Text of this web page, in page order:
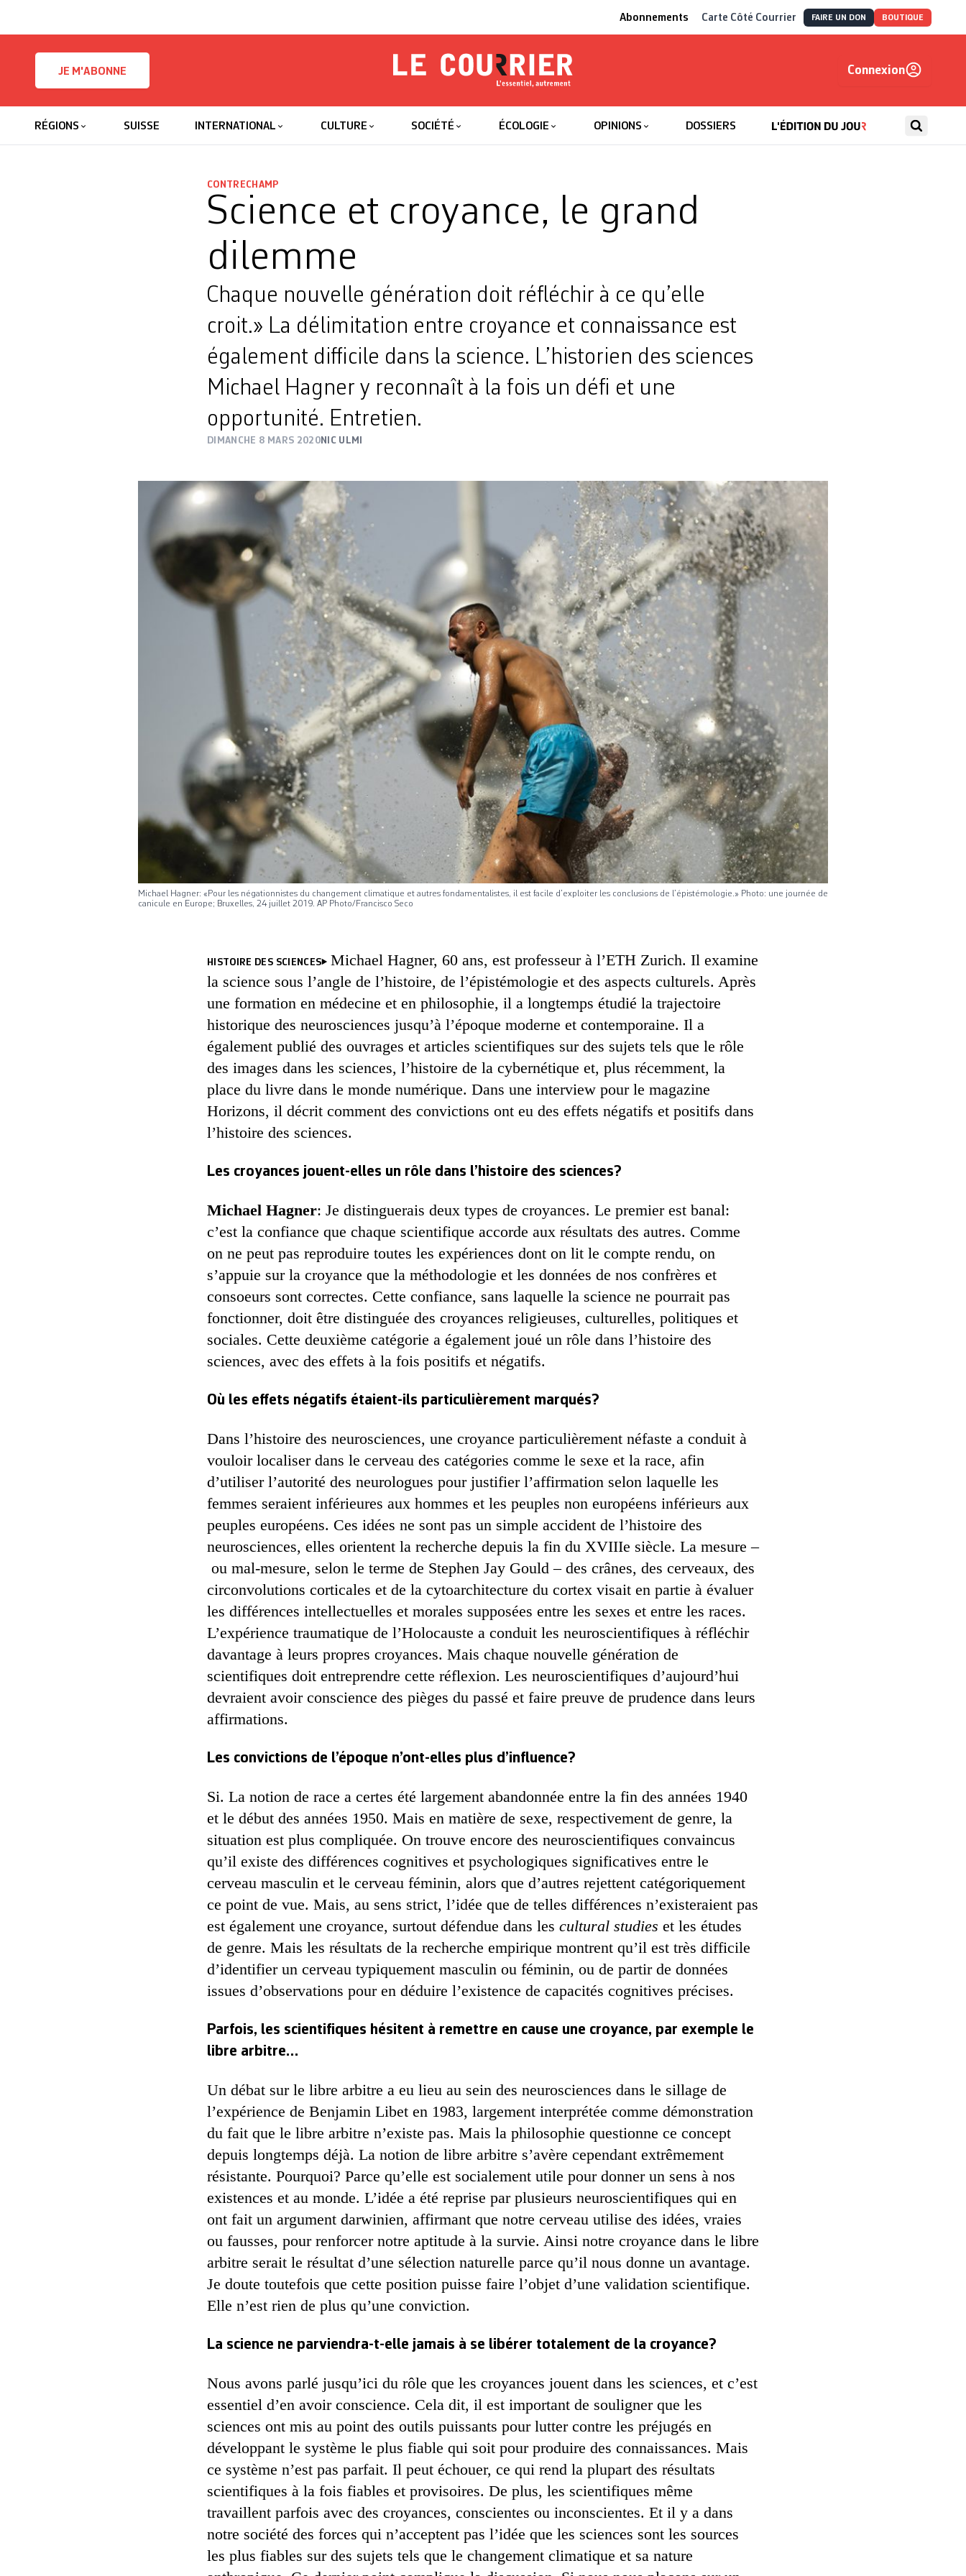
Abonnements Carte Côté Courrier FAIRE UN DON BOUTIQUE
JE M'ABONNE
Le Courrier
Connexion
RÉGIONS SUISSE INTERNATIONAL CULTURE SOCIÉTÉ ÉCOLOGIE OPINIONS DOSSIERS
CONTRECHAMP
Science et croyance, le grand
dilemme
Chaque nouvelle génération doit réfléchir à ce qu’elle
croit.» La délimitation entre croyance et connaissance est
également difficile dans la science. L’historien des sciences
Michael Hagner y reconnaît à la fois un défi et une
opportunité. Entretien.
DIMANCHE 8 MARS 2020 NIC ULMI
Michael Hagner: «Pour les négationnistes du changement climatique et autres fondamentalistes, il est facile d’exploiter les conclusions de l’épistémologie.» Photo: une journée de
canicule en Europe; Bruxelles, 24 juillet 2019. AP Photo/Francisco Seco
HISTOIRE DES SCIENCES
Michael Hagner, 60 ans, est professeur à l’ETH Zurich. Il examine
la science sous l’angle de l’histoire, de l’épistémologie et des aspects culturels. Après
une formation en médecine et en philosophie, il a longtemps étudié la trajectoire
historique des neurosciences jusqu’à l’époque moderne et contemporaine. Il a
également publié des ouvrages et articles scientifiques sur des sujets tels que le rôle
des images dans les sciences, l’histoire de la cybernétique et, plus récemment, la
place du livre dans le monde numérique. Dans une interview pour le magazine
Horizons, il décrit comment des convictions ont eu des effets négatifs et positifs dans
l’histoire des sciences.
Les croyances jouent-elles un rôle dans l’histoire des sciences?
Michael Hagner: Je distinguerais deux types de croyances. Le premier est banal:
c’est la confiance que chaque scientifique accorde aux résultats des autres. Comme
on ne peut pas reproduire toutes les expériences dont on lit le compte rendu, on
s’appuie sur la croyance que la méthodologie et les données de nos confrères et
consoeurs sont correctes. Cette confiance, sans laquelle la science ne pourrait pas
fonctionner, doit être distinguée des croyances religieuses, culturelles, politiques et
sociales. Cette deuxième catégorie a également joué un rôle dans l’histoire des
sciences, avec des effets à la fois positifs et négatifs.
Où les effets négatifs étaient-ils particulièrement marqués?
Dans l’histoire des neurosciences, une croyance particulièrement néfaste a conduit à
vouloir localiser dans le cerveau des catégories comme le sexe et la race, afin
d’utiliser l’autorité des neurologues pour justifier l’affirmation selon laquelle les
femmes seraient inférieures aux hommes et les peuples non européens inférieurs aux
peuples européens. Ces idées ne sont pas un simple accident de l’histoire des
neurosciences, elles orientent la recherche depuis la fin du XVIIIe siècle. La mesure –
ou mal-mesure, selon le terme de Stephen Jay Gould – des crânes, des cerveaux, des
circonvolutions corticales et de la cytoarchitecture du cortex visait en partie à évaluer
les différences intellectuelles et morales supposées entre les sexes et entre les races.
L’expérience traumatique de l’Holocauste a conduit les neuroscientifiques à réfléchir
davantage à leurs propres croyances. Mais chaque nouvelle génération de
scientifiques doit entreprendre cette réflexion. Les neuroscientifiques d’aujourd’hui
devraient avoir conscience des pièges du passé et faire preuve de prudence dans leurs
affirmations.
Les convictions de l’époque n’ont-elles plus d’influence?
Si. La notion de race a certes été largement abandonnée entre la fin des années 1940
et le début des années 1950. Mais en matière de sexe, respectivement de genre, la
situation est plus compliquée. On trouve encore des neuroscientifiques convaincus
qu’il existe des différences cognitives et psychologiques significatives entre le
cerveau masculin et le cerveau féminin, alors que d’autres rejettent catégoriquement
ce point de vue. Mais, au sens strict, l’idée que de telles différences n’existeraient pas
est également une croyance, surtout défendue dans les cultural studies et les études
de genre. Mais les résultats de la recherche empirique montrent qu’il est très difficile
d’identifier un cerveau typiquement masculin ou féminin, ou de partir de données
issues d’observations pour en déduire l’existence de capacités cognitives précises.
Parfois, les scientifiques hésitent à remettre en cause une croyance, par exemple le
libre arbitre…
Un débat sur le libre arbitre a eu lieu au sein des neurosciences dans le sillage de
l’expérience de Benjamin Libet en 1983, largement interprétée comme démonstration
du fait que le libre arbitre n’existe pas. Mais la philosophie questionne ce concept
depuis longtemps déjà. La notion de libre arbitre s’avère cependant extrêmement
résistante. Pourquoi? Parce qu’elle est socialement utile pour donner un sens à nos
existences et au monde. L’idée a été reprise par plusieurs neuroscientifiques qui en
ont fait un argument darwinien, affirmant que notre cerveau utilise des idées, vraies
ou fausses, pour renforcer notre aptitude à la survie. Ainsi notre croyance dans le libre
arbitre serait le résultat d’une sélection naturelle parce qu’il nous donne un avantage.
Je doute toutefois que cette position puisse faire l’objet d’une validation scientifique.
Elle n’est rien de plus qu’une conviction.
La science ne parviendra-t-elle jamais à se libérer totalement de la croyance?
Nous avons parlé jusqu’ici du rôle que les croyances jouent dans les sciences, et c’est
essentiel d’en avoir conscience. Cela dit, il est important de souligner que les
sciences ont mis au point des outils puissants pour lutter contre les préjugés en
développant le système le plus fiable qui soit pour produire des connaissances. Mais
ce système n’est pas parfait. Il peut échouer, ce qui rend la plupart des résultats
scientifiques à la fois fiables et provisoires. De plus, les scientifiques même
travaillent parfois avec des croyances, conscientes ou inconscientes. Et il y a dans
notre société des forces qui n’acceptent pas l’idée que les sciences sont les sources
les plus fiables sur des sujets tels que le changement climatique et sa nature